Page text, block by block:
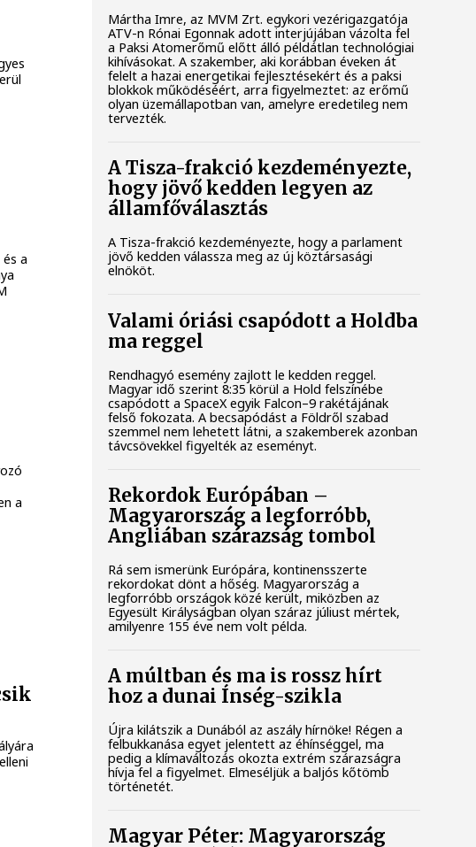
a
a
Mártha Imre, az MVM Zrt. egykori vezérigazgatója
ATV-n Rónai Egonnak adott interjújában vázolta fel
a Paksi Atomerőmű előtt álló példátlan technológiai
kihívásokat. A szakember, aki korábban éveken át
felelt a hazai energetikai fejlesztésekért és a paksi
blokkok működéséért, arra figyelmeztet: az erőmű
olyan üzemállapotban van, amelyre eredetileg nem
tervezték.
A Tisza-frakció kezdeményezte,
hogy jövő kedden legyen az
államfőválasztás
A Tisza-frakció kezdeményezte, hogy a parlament
jövő kedden válassza meg az új köztársasági
elnököt.
Valami óriási csapódott a Holdba
ma reggel
Rendhagyó esemény zajlott le kedden reggel.
Magyar idő szerint 8:35 körül a Hold felszínébe
csapódott a SpaceX egyik Falcon–9 rakétájának
felső fokozata. A becsapódást a Földről szabad
szemmel nem lehetett látni, a szakemberek azonban
távcsövekkel figyelték az eseményt.
Rekordok Európában –
Magyarország a legforróbb,
Angliában szárazság tombol
Rá sem ismerünk Európára, kontinensszerte
rekordokat dönt a hőség. Magyarország a
legforróbb országok közé került, miközben az
Egyesült Királyságban olyan száraz júliust mértek,
amilyenre 155 éve nem volt példa.
A múltban és ma is rossz hírt
hoz a dunai Ínség-szikla
Újra kilátszik a Dunából az aszály hírnöke! Régen a
felbukkanása egyet jelentett az éhínséggel, ma
pedig a klímaváltozás okozta extrém szárazságra
hívja fel a figyelmet. Elmeséljük a baljós kőtömb
történetét.
Magyar Péter: Magyarország